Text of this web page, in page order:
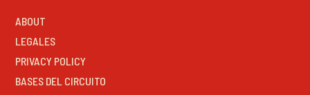
ABOUT
LEGALES
PRIVACY POLICY
BASES DEL CIRCUITO